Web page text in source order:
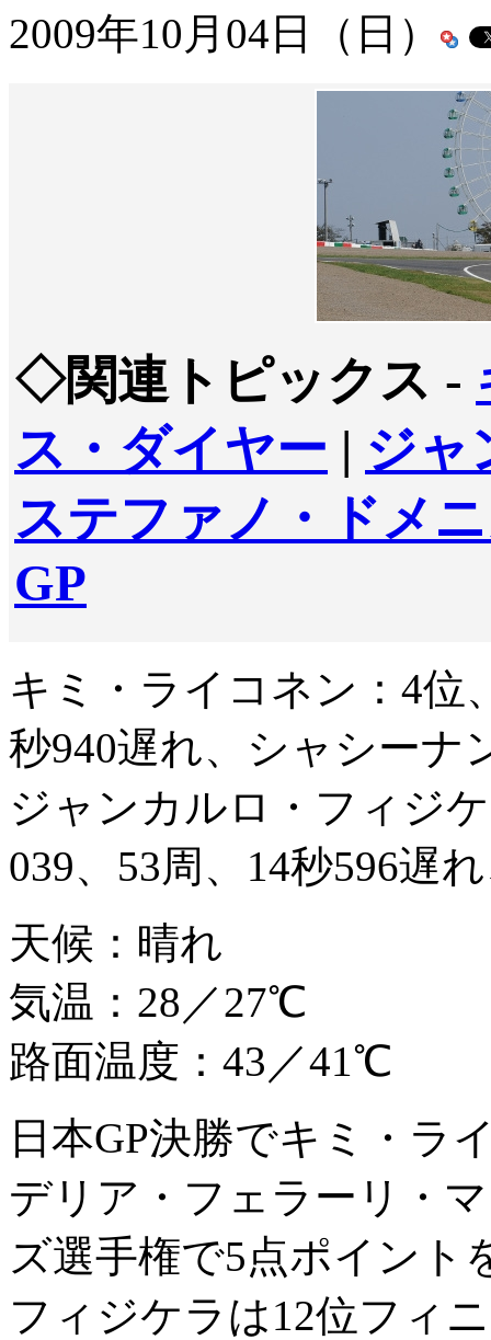
2009年10月04日（日）
◇関連トピックス -
ス・ダイヤー | ジャ
ステファノ・ドメ
GP
キミ・ライコネン：4位
秒940遅れ、シャシーナ
ジャンカルロ・フィジ
039、53周、14秒596遅
天候：晴れ
気温：28／27℃
路面温度：43／41℃
日本GP決勝でキミ・ラ
デリア・フェラーリ・
ズ選手権で5点ポイント
フィジケラは12位フィ